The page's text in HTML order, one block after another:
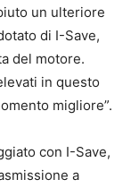
un ulteriore
di I-Save,
del motore.
in questo
migliore”.
con I-Save,
a